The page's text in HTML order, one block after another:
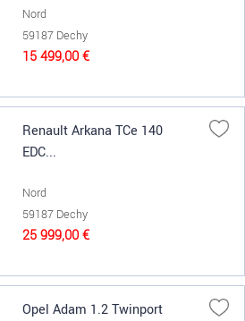
Nord
59187 Dechy
15 499,00 €
Renault Arkana TCe 140
EDC...
Nord
59187 Dechy
25 999,00 €
Opel Adam 1.2 Twinport